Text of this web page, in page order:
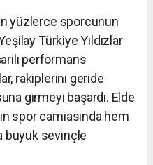
yüzlerce sporcunun
Türkiye Yıldızlar
performans
rakiplerini geride
girmeyi başardı. Elde
spor camiasında hem
büyük sevinçle